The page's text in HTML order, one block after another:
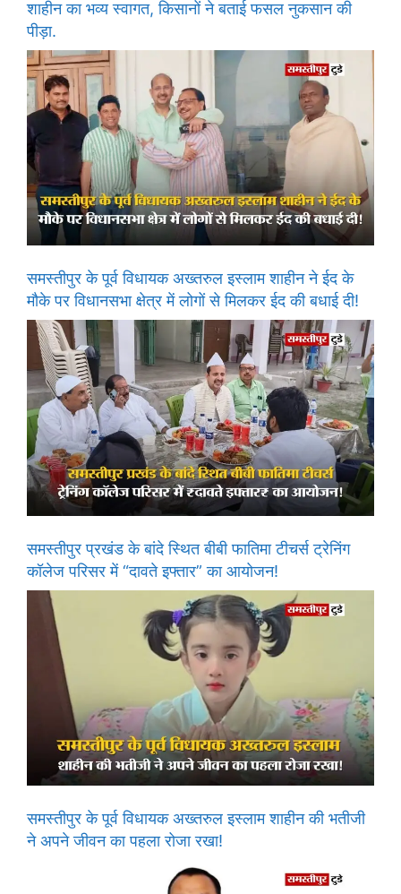
शाहीन का भव्य स्वागत, किसानों ने बताई फसल नुकसान की
पीड़ा.
समस्तीपुर के पूर्व विधायक अख्तरुल इस्लाम शाहीन ने ईद के
मौके पर विधानसभा क्षेत्र में लोगों से मिलकर ईद की बधाई दी!
समस्तीपुर प्रखंड के बांदे स्थित बीबी फातिमा टीचर्स ट्रेनिंग
कॉलेज परिसर में “दावते इफ्तार” का आयोजन!
समस्तीपुर के पूर्व विधायक अख्तरुल इस्लाम शाहीन की भतीजी
ने अपने जीवन का पहला रोजा रखा!